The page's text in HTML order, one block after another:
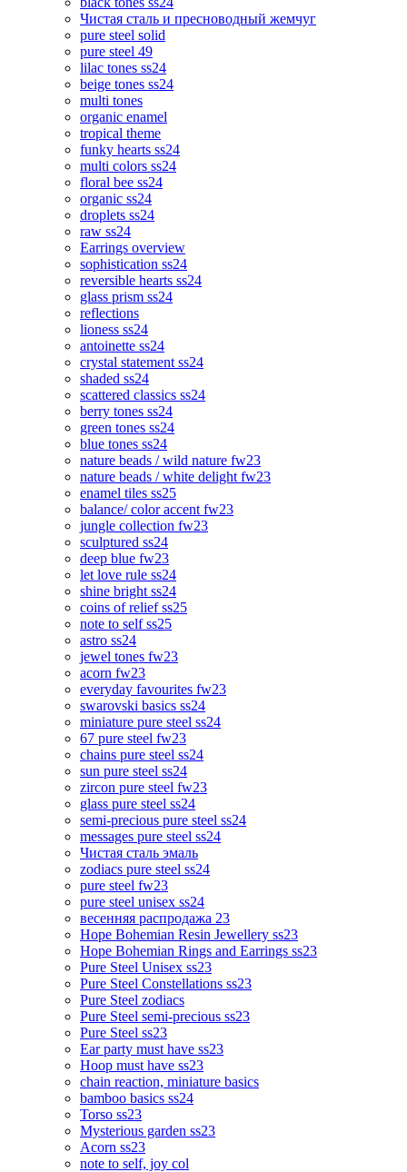
Чистая сталь и пресноводный жемчуг
pure steel solid
pure steel 49
lilac tones ss24
beige tones ss24
multi tones
organic enamel
tropical theme
funky hearts ss24
multi colors ss24
floral bee ss24
organic ss24
droplets ss24
raw ss24
Earrings overview
sophistication ss24
reversible hearts ss24
glass prism ss24
reflections
lioness ss24
antoinette ss24
crystal statement ss24
shaded ss24
scattered classics ss24
berry tones ss24
green tones ss24
blue tones ss24
nature beads / wild nature fw23
nature beads / white delight fw23
enamel tiles ss25
balance/ color accent fw23
jungle collection fw23
sculptured ss24
deep blue fw23
let love rule ss24
shine bright ss24
coins of relief ss25
note to self ss25
astro ss24
jewel tones fw23
acorn fw23
everyday favourites fw23
swarovski basics ss24
miniature pure steel ss24
67 pure steel fw23
chains pure steel ss24
sun pure steel ss24
zircon pure steel fw23
glass pure steel ss24
semi-precious pure steel ss24
messages pure steel ss24
Чистая сталь эмаль
zodiacs pure steel ss24
pure steel fw23
pure steel unisex ss24
весенняя распродажа 23
Hope Bohemian Resin Jewellery ss23
Hope Bohemian Rings and Earrings ss23
Pure Steel Unisex ss23
Pure Steel Constellations ss23
Pure Steel zodiacs
Pure Steel semi-precious ss23
Pure Steel ss23
Ear party must have ss23
Hoop must have ss23
chain reaction, miniature basics
bamboo basics ss24
Torso ss23
Mysterious garden ss23
Acorn ss23
note to self, joy col